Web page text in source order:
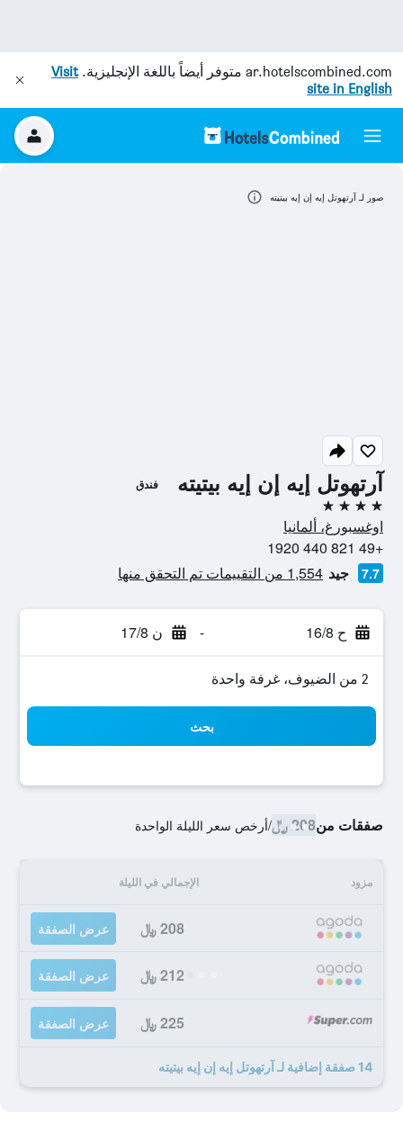
ar.hotelscombined.com متوفر أيضاً باللغة الإنجليزية.Visit
site in English
آرتهوتل إيه إن إيه بيتيته فندق
4 نجوم
اوغسبورغ، ألمانيا
+49 821 440 1920
7.7 جيد 1,554 من التقييمات تم التحقق منها
ح 16/8 - ن 17/8
2 من الضيوف، غرفة واحدة
بحث
صفقات من208 ﷼ /أرخص سعر الليلة الواحدة
مزود الإجمالي في الليلة
208 ﷼ عرض الصفقة
212 ﷼ عرض الصفقة
225 ﷼ عرض الصفقة
14 صفقة إضافية لـ آرتهوتل إيه إن إيه بيتيته
صور لـ آرتهوتل إيه إن إيه بيتيته